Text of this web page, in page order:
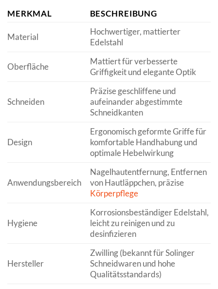
MERKMAL BESCHREIBUNG
Material
Hochwertiger, mattierter
Edelstahl
Oberfläche
Mattiert für verbesserte
Griffigkeit und elegante Optik
Schneiden
Präzise geschliffene und
aufeinander abgestimmte
Schneidkanten
Design
Ergonomisch geformte Griffe für
komfortable Handhabung und
optimale Hebelwirkung
Anwendungsbereich
Nagelhautentfernung, Entfernen
von Hautläppchen, präzise
Körperpflege
Hygiene
Korrosionsbeständiger Edelstahl,
leicht zu reinigen und zu
desinfizieren
Hersteller
Zwilling (bekannt für Solinger
Schneidwaren und hohe
Qualitätsstandards)